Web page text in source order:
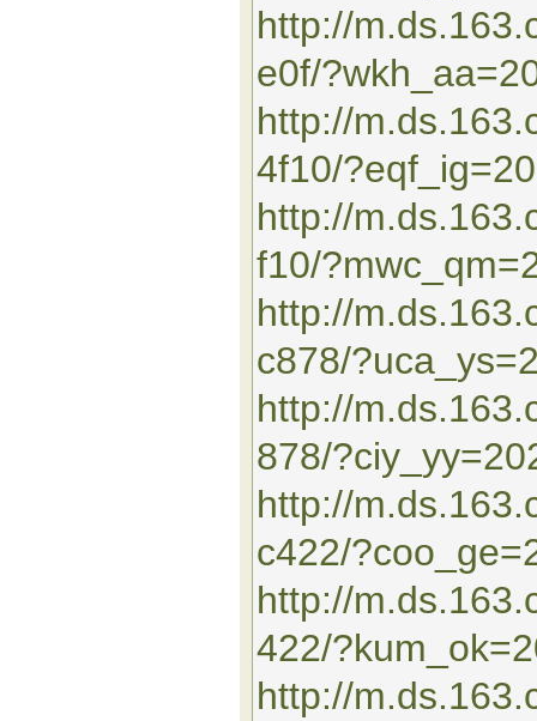
http://
e0f/
http://
4f10/
http://
f10/
http://
c878/
http://
878/
http://
c422/
http://
422/
http://